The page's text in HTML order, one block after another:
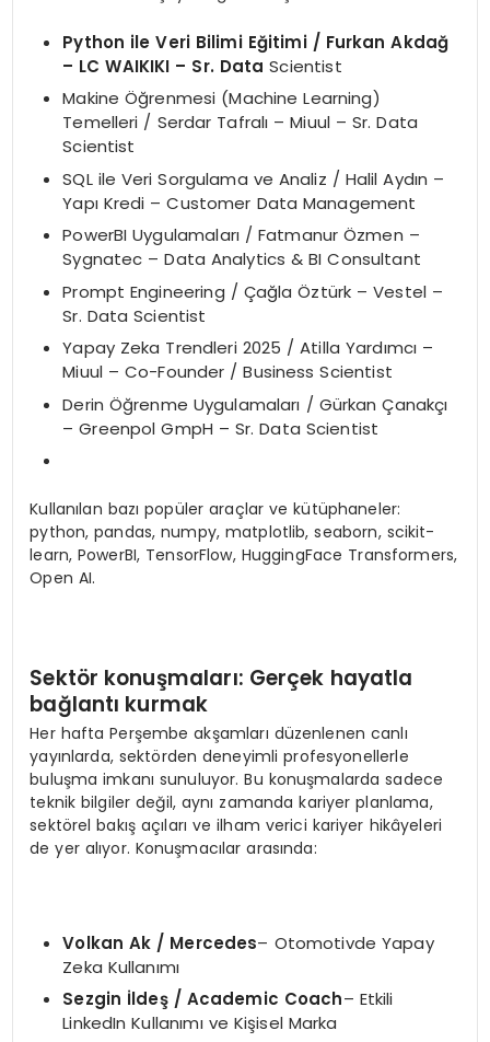
Python ile Veri Bilimi Eğitimi / Furkan Akdağ
– LC WAIKIKI – Sr. DataScientist
Makine Öğrenmesi (Machine Learning)
Temelleri / Serdar Tafralı – Miuul – Sr. Data
Scientist
SQL ile Veri Sorgulama ve Analiz / Halil Aydın –
Yapı Kredi – Customer Data Management
PowerBI Uygulamaları / Fatmanur Özmen –
Sygnatec – Data Analytics & BI Consultant
Prompt Engineering / Çağla Öztürk – Vestel –
Sr. Data Scientist
Yapay Zeka Trendleri 2025 / Atilla Yardımcı –
Miuul – Co-Founder / Business Scientist
Derin Öğrenme Uygulamaları / Gürkan Çanakçı
– Greenpol GmpH – Sr. Data Scientist
Kullanılan bazı popüler araçlar ve kütüphaneler:
python, pandas, numpy, matplotlib, seaborn, scikit-
learn, PowerBI, TensorFlow, HuggingFace Transformers,
Open AI.
Sektör konuşmaları: Gerçek hayatla
bağlantı kurmak
Her hafta Perşembe akşamları düzenlenen canlı
yayınlarda, sektörden deneyimli profesyonellerle
buluşma imkanı sunuluyor. Bu konuşmalarda sadece
teknik bilgiler değil, aynı zamanda kariyer planlama,
sektörel bakış açıları ve ilham verici kariyer hikâyeleri
de yer alıyor. Konuşmacılar arasında:
Volkan Ak / Mercedes– Otomotivde Yapay
Zeka Kullanımı
Sezgin İldeş / Academic Coach– Etkili
LinkedIn Kullanımı ve Kişisel Marka